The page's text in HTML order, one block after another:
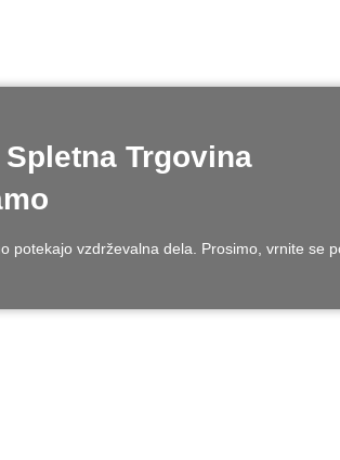
Trgovina
potekajo vzdrževalna dela. Prosimo, vrnite se